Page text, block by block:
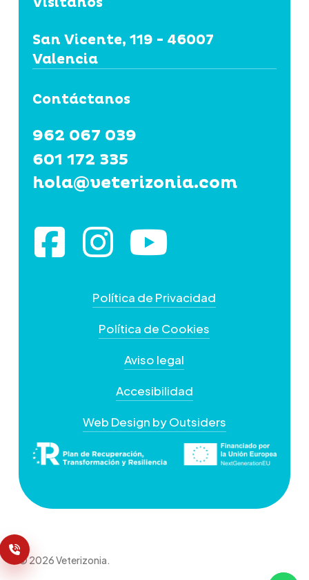
San Vicente, 119 - 46007
Valencia
Contáctanos
962 067 039
601 172 335
hola@veterizonia.com
Política de Privacidad
Política de Cookies
Aviso legal
Accesibilidad
Web Design by Outsiders
© 2026 Veterizonia.